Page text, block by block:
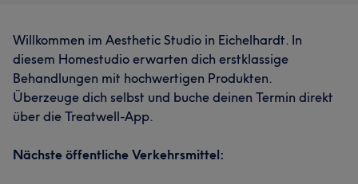
Willkommen im Aesthetic Studio in Eichelhardt. In
diesem Homestudio erwarten dich erstklassige
Behandlungen mit hochwertigen Produkten.
Überzeuge dich selbst und buche deinen Termin direkt
über die Treatwell-App.
Nächste öffentliche Verkehrsmittel: